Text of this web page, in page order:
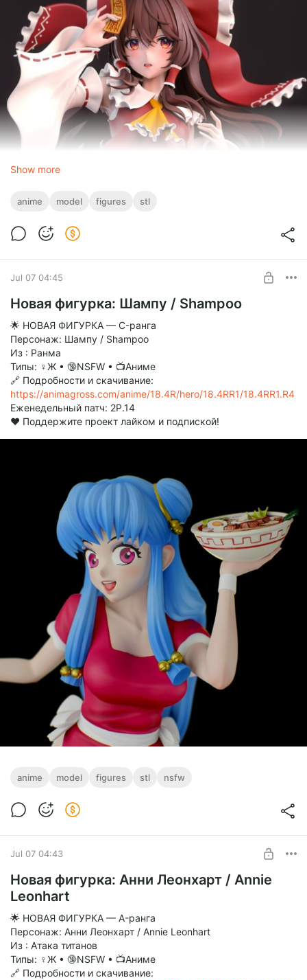
Show more
anime model figures stl
Jul 07 04:45
Новая фигурка: Шампу / Shampoo
🌟 НОВАЯ ФИГУРКА — C-ранга
Персонаж: Шампу / Shampoo
Из : Ранма
Типы: ♀Ж • 🔞NSFW • 📺Аниме
🔗 Подробности и скачивание:
https://animagross.com/anime/18.4R/hero/18.4RR1/18.4RR1.R4
Еженедельный патч: 2P.14
❤️ Поддержите проект лайком и подпиской!
anime model figures stl nsfw
Jul 07 04:43
Новая фигурка: Анни Леонхарт / Annie
Leonhart
🌟 НОВАЯ ФИГУРКА — A-ранга
Персонаж: Анни Леонхарт / Annie Leonhart
Из : Атака титанов
Типы: ♀Ж • 🔞NSFW • 📺Аниме
🔗 Подробности и скачивание: